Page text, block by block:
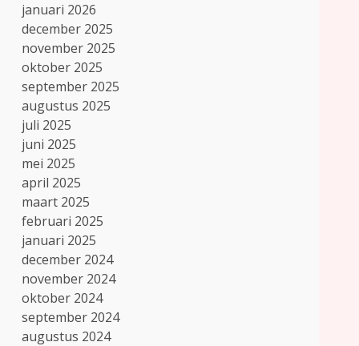
januari 2026
december 2025
november 2025
oktober 2025
september 2025
augustus 2025
juli 2025
juni 2025
mei 2025
april 2025
maart 2025
februari 2025
januari 2025
december 2024
november 2024
oktober 2024
september 2024
augustus 2024